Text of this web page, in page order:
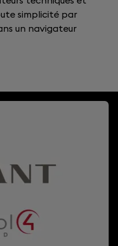
simplicité par
un navigateur